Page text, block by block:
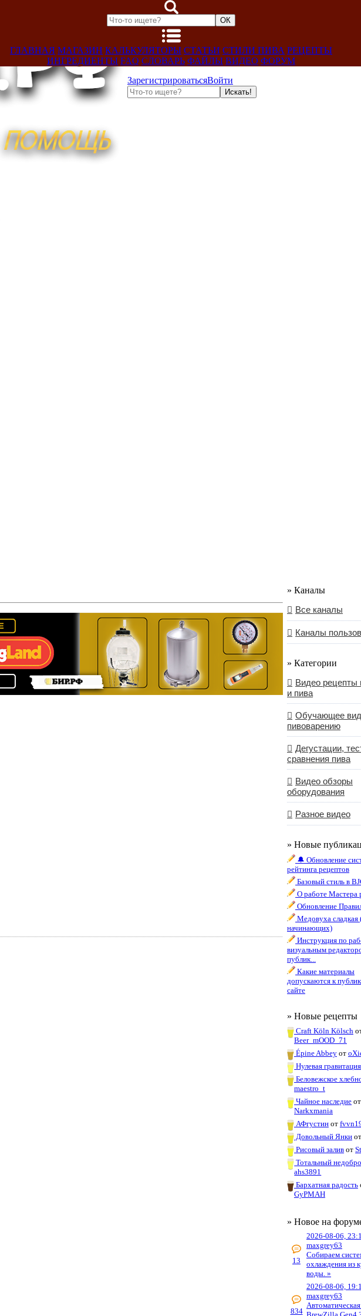
ЗарегистрироватьсяВойти
ГЛАВНАЯ МАГАЗИН КАЛЬКУЛЯТОРЫ СТАТЬИ СТИЛИ ПИВА РЕЦЕПТЫ
ИНГРЕДИЕНТЫ FAQ СЛОВАРЬ ФАЙЛЫ ВИДЕО ФОРУМ
» Каналы
Все каналы
Каналы
» Категории
Видео рецепты
и пива
Обучающее
пивоварению
Дегустации,
сравнения пива
Видео обзоры
оборудования
Разное видео
» Новые
🔔 Обновление
рейтинга рецептов
Базовый стиль в
О работе Мастера
Обновление
Медовуха сладкая
начинающих)
Инструкция по
визуальным
публик...
Какие материалы
допускаются к
сайте
» Новые рецепты
Craft Köln Kölsch
Beer_mOOD_71
Épine Abbeyот
Нулевая гравитация
Беловежское
maestro_t
Чайное наследие от
Narkxmania
АФгустинот
Довольный Янки
Рисовый залив от
Тотальный
ahs3891
Бархатная радость
GyPMAH
» Новое на
13
2026-08-06,
maxgrey63
Собираем
охлаждения из
воды. »
834
2026-08-06,
maxgrey63